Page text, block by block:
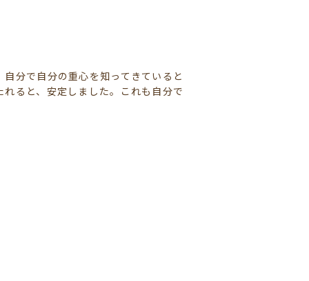
分で自分の重心を知ってきていると
ると、安定しました。これも自分で